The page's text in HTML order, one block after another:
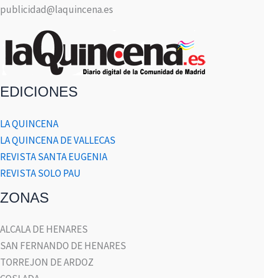
publicidad@laquincena.es
EDICIONES
LA QUINCENA
LA QUINCENA DE VALLECAS
REVISTA SANTA EUGENIA
REVISTA SOLO PAU
ZONAS
ALCALA DE HENARES
SAN FERNANDO DE HENARES
TORREJON DE ARDOZ